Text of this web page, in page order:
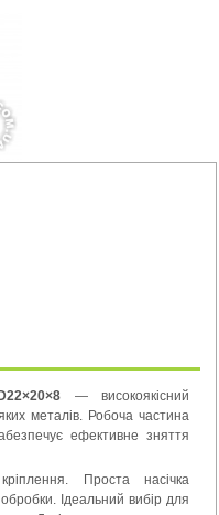
— високоякісний
металів. Робоча частина
ефективне зняття
Проста насічка
Ідеальний вибір для